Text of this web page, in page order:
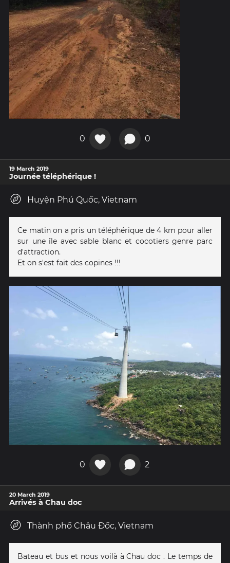
0 0
19 March 2019
Journée téléphérique !
Huyện Phú Quốc, Vietnam
Ce matin on a pris un téléphérique de 4 km pour aller
sur une île avec sable blanc et cocotiers genre parc
d'attraction.
Et on s'est fait des copines !!!
0 2
20 March 2019
Arrivés à Chau doc
Thành phố Châu Đốc, Vietnam
Bateau et bus et nous voilà à Chau doc . Le temps de